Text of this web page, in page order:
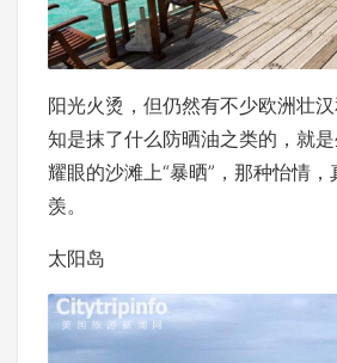
阳光火烫，但仍然有不少欧洲壮
知是抹了什么防晒油之类的，就
耀眼的沙滩上“暴晒”，那种怡情
羡。
太阳岛